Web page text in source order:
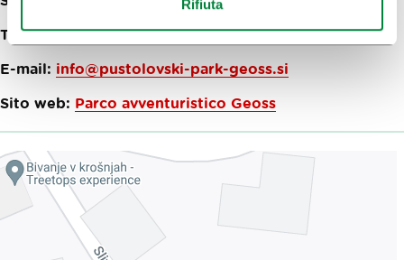
Rifiuta
Telefon:+386 (0)30 332 332
E-mail: info@pustolovski-park-geoss.si
Sito web: Parco avventuristico Geoss